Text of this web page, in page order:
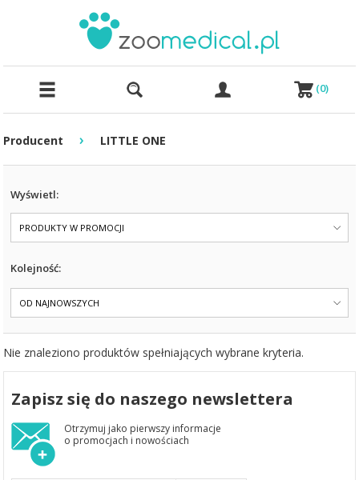
(0)
Producent › LITTLE ONE
Wyświetl:
PRODUKTY W PROMOCJI
Kolejność:
OD NAJNOWSZYCH
Nie znaleziono produktów spełniających wybrane kryteria.
Zapisz się do naszego newslettera
Otrzymuj jako pierwszy informacje
o promocjach i nowościach